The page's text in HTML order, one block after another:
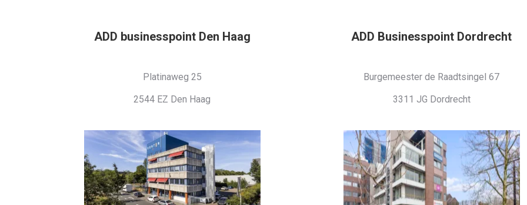
ADD businesspoint Den Haag
Platinaweg 25
2544 EZ Den Haag
ADD Businesspoint Dordrecht
Burgemeester de Raadtsingel 67
3311 JG Dordrecht